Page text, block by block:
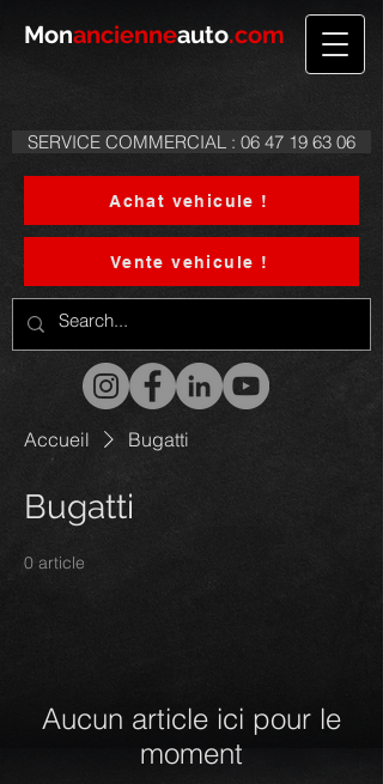
Monancienneauto.com
SERVICE COMMERCIAL : 06 47 19 63 06
Achat vehicule !
Vente vehicule !
Accueil Bugatti
Bugatti
0 article
Aucun article ici pour le
moment